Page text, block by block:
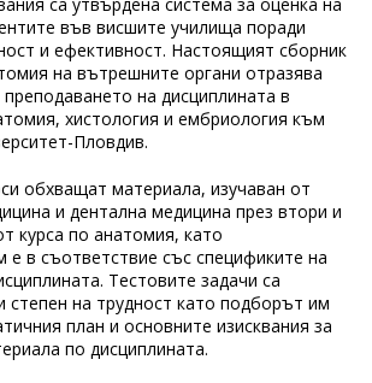
във висшите училища поради
и ефективност. Настоящият сборник
на вътрешните органи отразява
на дисциплината в
хистология и ембриология към
Пловдив.
обхващат материала, изучаван от
и дентална медицина през втори и
курса по анатомия, като
в съответствие със спецификите на
Тестовите задачи са
степен на трудност като подборът им
план и основните изисквания за
по дисциплината.